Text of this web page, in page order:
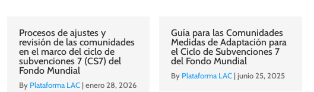
Procesos de ajustes y
revisión de las comunidades
en el marco del ciclo de
subvenciones 7 (CS7) del
Fondo Mundial
By Plataforma LAC| enero 28, 2026
Guía para las Comunidades
Medidas de Adaptación para
el Ciclo de Subvenciones 7
del Fondo Mundial
By Plataforma LAC|junio 25, 2025